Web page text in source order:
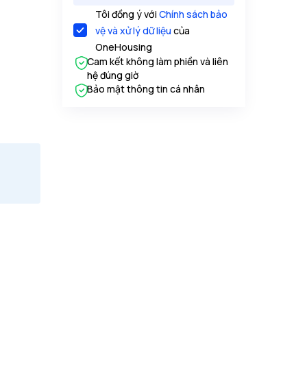
Tôi đồng ý với Chính sách bảo
vệ và xử lý dữ liệu của
OneHousing
Cam kết không làm phiền và liên
hệ đúng giờ
Bảo mật thông tin cá nhân